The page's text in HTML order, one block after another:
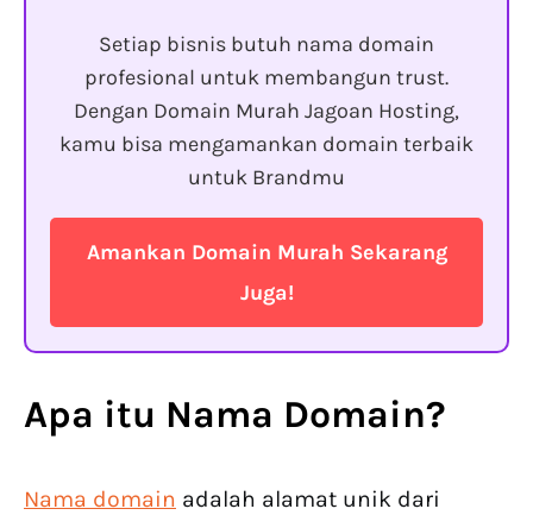
Setiap bisnis butuh nama domain
profesional untuk membangun trust.
Dengan Domain Murah Jagoan Hosting,
kamu bisa mengamankan domain terbaik
untuk Brandmu
Amankan Domain Murah Sekarang
Juga!
Apa itu Nama Domain?
Nama domain adalah alamat unik dari